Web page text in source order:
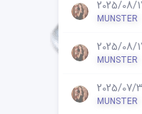
2025/08/
MUNSTER
2025/08/
MUNSTER
2025/07/
MUNSTER